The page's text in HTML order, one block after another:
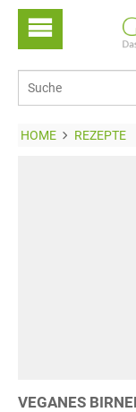
HOME REZEPTE
VEGANES